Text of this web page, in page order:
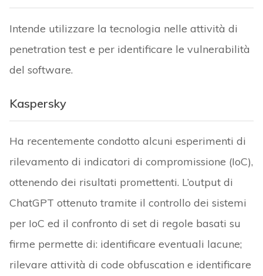
Intende utilizzare la tecnologia nelle attività di
penetration test e per identificare le vulnerabilità
del software.
Kaspersky
Ha recentemente condotto alcuni esperimenti di
rilevamento di indicatori di compromissione (IoC),
ottenendo dei risultati promettenti. L’output di
ChatGPT ottenuto tramite il controllo dei sistemi
per IoC ed il confronto di set di regole basati su
firme permette di: identificare eventuali lacune;
rilevare attività di code obfuscation e identificare